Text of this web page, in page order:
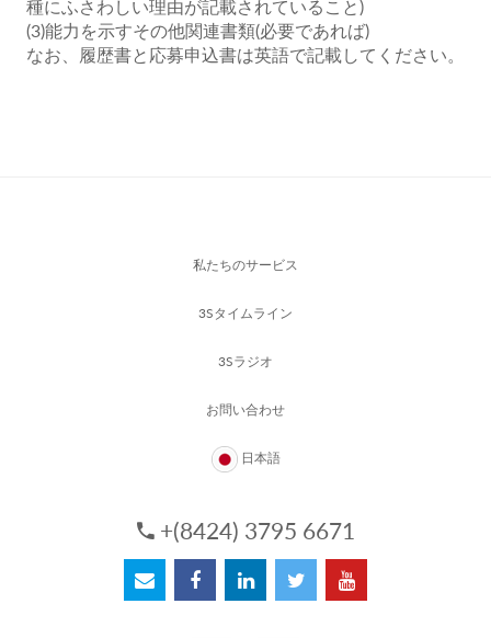
種にふさわしい理由が記載されていること)
(3)能力を示すその他関連書類(必要であれば)
なお、履歴書と応募申込書は英語で記載してください。
私たちのサービス
3Sタイムライン
3Sラジオ
お問い合わせ
日本語
+(8424) 3795 6671